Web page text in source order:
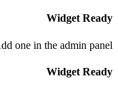
Widget Ready
one in the admin panel.
Widget Ready